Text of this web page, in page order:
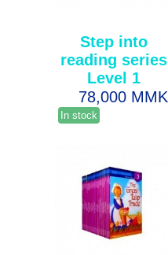
Step into
reading series
Level 1
78,000 MMK
In stock